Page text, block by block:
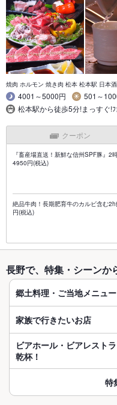
焼肉 ホルモン 焼き肉 松本 松本駅 日本酒
4001～5000円
501～
松本駅から徒歩5分!まっすぐ!
クーポン
『畜産場直送！新鮮な信州SPF豚』
4950円(税込)
絶品牛肉！長期肥育牛のカルビ含む
円(税込)
長野で、特集・シーンか
郷土料理・ご当地メニュー
家族で行きたいお店
ビアホール・ビアレスト
乾杯！
特